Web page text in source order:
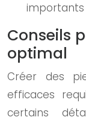
importants
Conseils
optimal
Créer des
efficaces
certains